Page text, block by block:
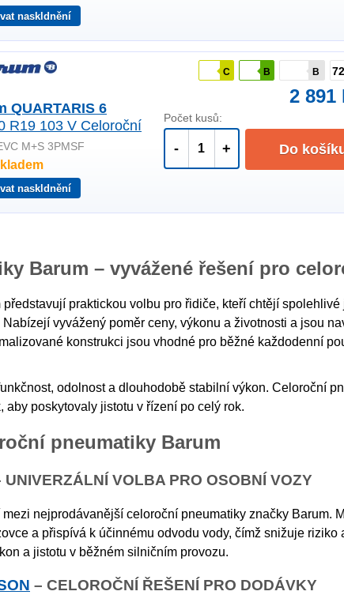
naskldnění
QUARTARIS 6
R19 103 V Celoroční
M+S 3PMSF
naskldnění
C B B
2 891
Počet kusů:
- + Do
Barum – vyvážené řešení pro
představují praktickou volbu pro řidiče, kteří chtějí
vyvážený poměr ceny, výkonu a životnosti a jsou
konstrukci jsou vhodné pro běžné každodenní
odolnost a dlouhodobě stabilní výkon. Celoroční
aby poskytovaly jistotu v řízení po celý rok.
pneumatiky Barum
UNIVERZÁLNÍ VOLBA PRO OSOBNÍ VOZY
mezi nejprodávanější celoroční pneumatiky značky Barum.
a přispívá k účinnému odvodu vody, čímž snižuje
a jistotu v běžném silničním provozu.
– CELOROČNÍ ŘEŠENÍ PRO DODÁVKY